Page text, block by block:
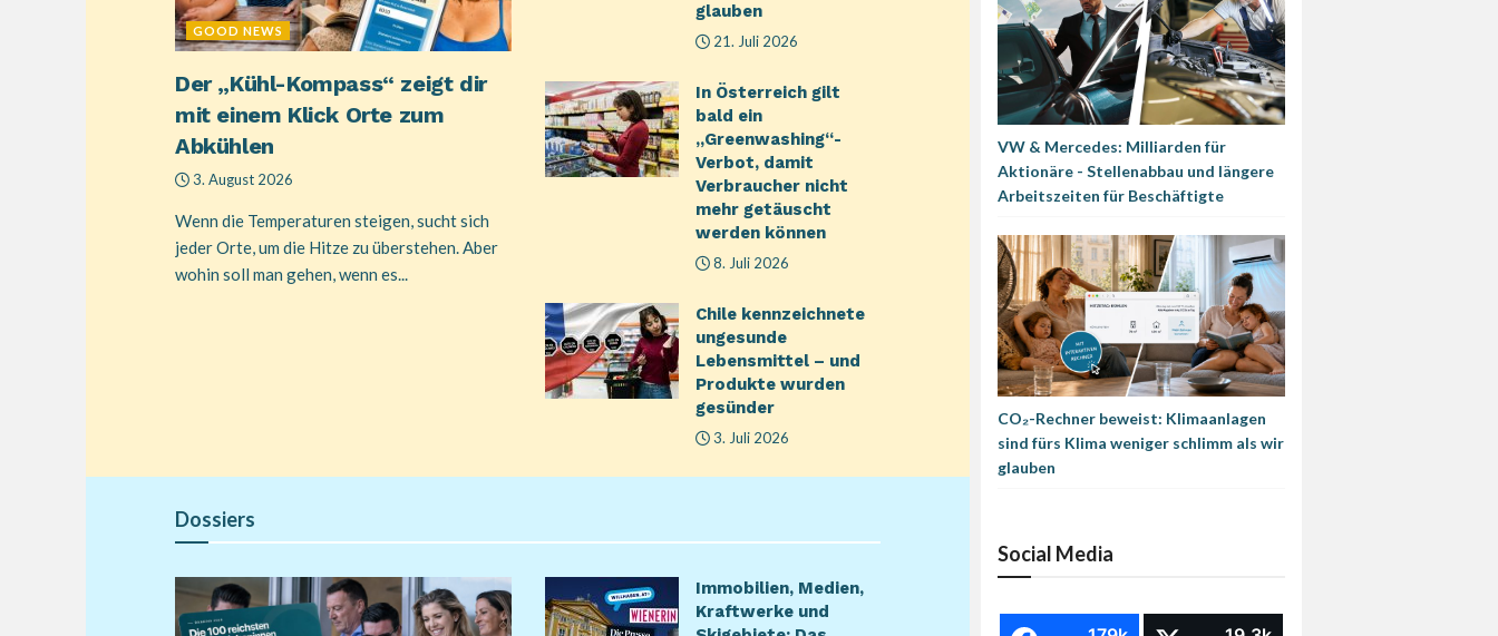
GOOD NEWS
Der „Kühl-Kompass“ zeigt dir
mit einem Klick Orte zum
Abkühlen
3. August 2026
Wenn die Temperaturen steigen, sucht sich
jeder Orte, um die Hitze zu überstehen. Aber
wohin soll man gehen, wenn es...
glauben
21. Juli 2026
In Österreich gilt
bald ein
„Greenwashing“-
Verbot, damit
Verbraucher nicht
mehr getäuscht
werden können
8. Juli 2026
Chile kennzeichnete
ungesunde
Lebensmittel – und
Produkte wurden
gesünder
3. Juli 2026
Dossiers
Immobilien, Medien,
Kraftwerke und
VW & Mercedes: Milliarden für
Aktionäre - Stellenabbau und längere
Arbeitszeiten für Beschäftigte
CO₂-Rechner beweist: Klimaanlagen
sind fürs Klima weniger schlimm als wir
glauben
Social Media